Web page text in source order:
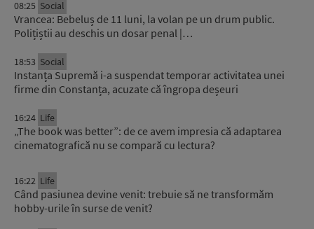
08:25 Social
Vrancea: Bebeluș de 11 luni, la volan pe un drum public.
Polițiștii au deschis un dosar penal |…
18:53 Social
Instanța Supremă i-a suspendat temporar activitatea unei
firme din Constanța, acuzate că îngropa deșeuri
16:24 Life
„The book was better”: de ce avem impresia că adaptarea
cinematografică nu se compară cu lectura?
16:22 Life
Când pasiunea devine venit: trebuie să ne transformăm
hobby-urile în surse de venit?